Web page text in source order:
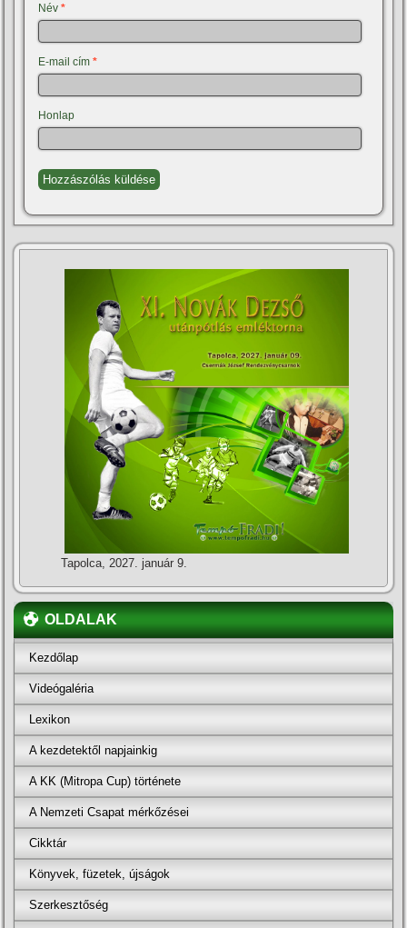
Név*
E-mail cím*
Honlap
Tapolca, 2027. január 9.
OLDALAK
Kezdőlap
Videógaléria
Lexikon
A kezdetektől napjainkig
A KK (Mitropa Cup) története
A Nemzeti Csapat mérkőzései
Cikktár
Könyvek, füzetek, újságok
Szerkesztőség